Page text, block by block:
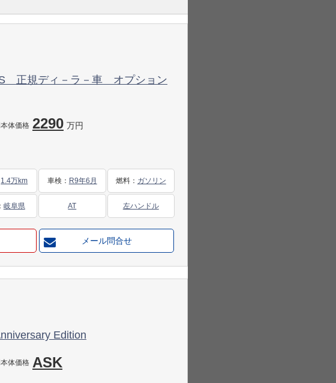
正規ディ－ラ－車 オプション
体価格 2290 万円
1.4万km 車検 ： R9年6月 燃料： ガソリン
岐阜県 AT 左ハンドル
メール問合せ
Edition
体価格 ASK